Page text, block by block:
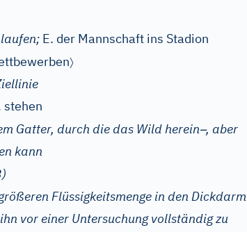
E. der Mannschaft ins Stadion
〉
stehen
Gatter, durch die das Wild herein–, aber
kann
Flüssigkeitsmenge in den Dickdarm
vor einer Untersuchung vollständig zu